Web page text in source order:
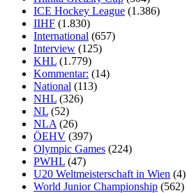
ICE Hockey League (1.386)
IIHF (1.830)
International (657)
Interview (125)
KHL (1.779)
Kommentar: (14)
National (113)
NHL (326)
NL (52)
NLA (26)
ÖEHV (397)
Olympic Games (224)
PWHL (47)
U20 Weltmeisterschaft in Wien (4)
World Junior Championship (562)